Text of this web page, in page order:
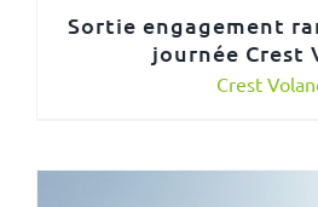
Sortie engagement
journée Crest
Crest